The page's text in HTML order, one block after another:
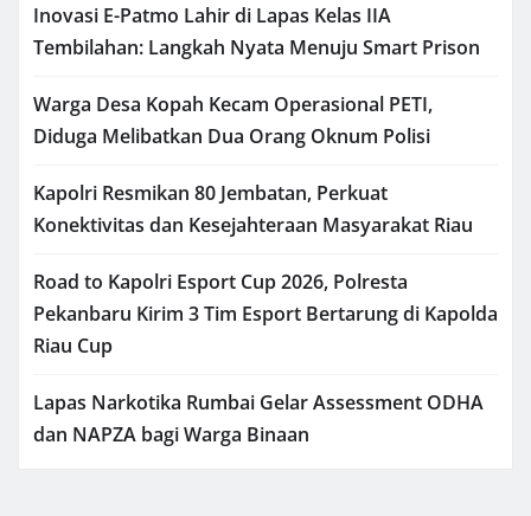
Inovasi E-Patmo Lahir di Lapas Kelas IIA
Tembilahan: Langkah Nyata Menuju Smart Prison
Warga Desa Kopah Kecam Operasional PETI,
Diduga Melibatkan Dua Orang Oknum Polisi
Kapolri Resmikan 80 Jembatan, Perkuat
Konektivitas dan Kesejahteraan Masyarakat Riau
Road to Kapolri Esport Cup 2026, Polresta
Pekanbaru Kirim 3 Tim Esport Bertarung di Kapolda
Riau Cup
Lapas Narkotika Rumbai Gelar Assessment ODHA
dan NAPZA bagi Warga Binaan